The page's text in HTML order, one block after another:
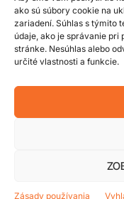
ako sú súbory cookie na
zariadení. Súhlas s týmito
údaje, ako je správanie pri
stránke. Nesúhlas alebo
určité vlastnosti a funkcie.
Zásady používania